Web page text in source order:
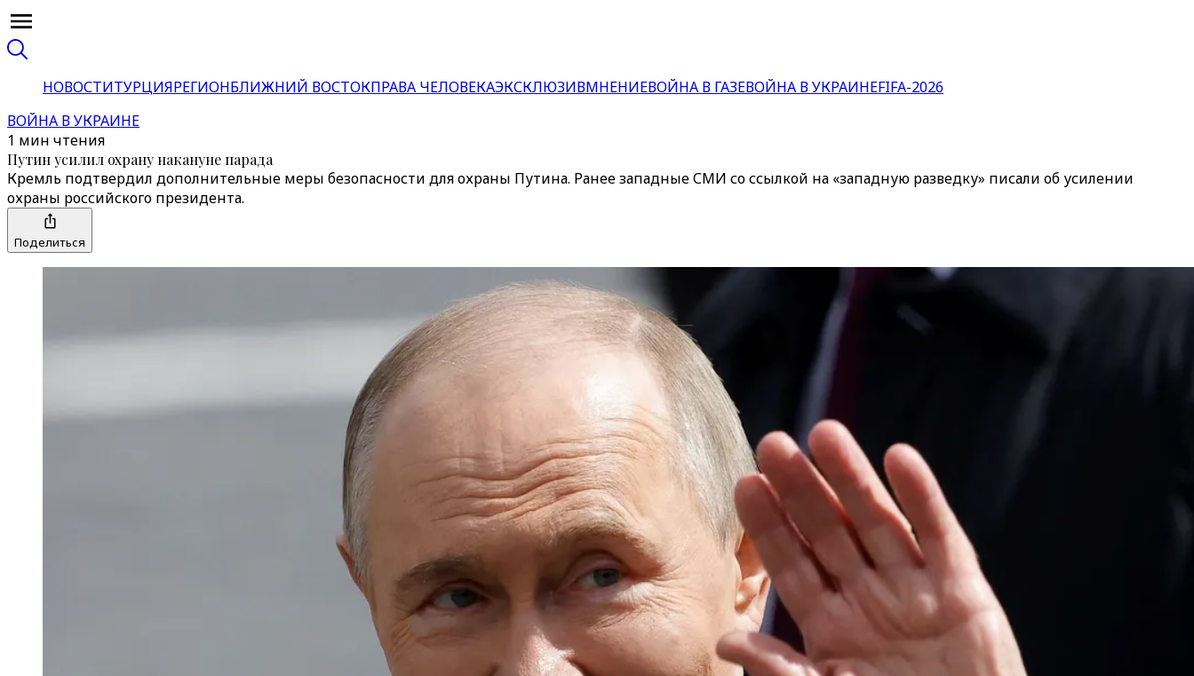
НОВОСТИТУРЦИЯРЕГИОНБЛИЖНИЙ ВОСТОКПРАВА ЧЕЛОВЕКАЭКСКЛЮЗИВМНЕНИЕВОЙНА В ГАЗЕВОЙНА В УКРАИНЕFIFA-2026
ВОЙНА В УКРАИНЕ
1 мин чтения
Путин усилил охрану накануне парада
Кремль подтвердил дополнительные меры безопасности для охраны Путина. Ранее западные СМИ со ссылкой на «западную разведку» писали об усилении
охраны российского президента.
Поделиться